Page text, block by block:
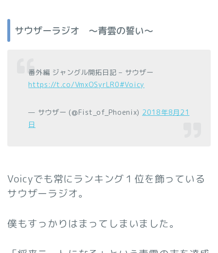
サウザーラジオ 〜青雲の誓い〜
番外編 ジャングル開拓日記 – サウザー
https://t.co/VmxOSyrLR0#Voicy
— サウザー (@Fist_of_Phoenix) 2018年8月21
日
Voicyでも常にランキング１位を飾っている
サウザーラジオ。
僕もすっかりはまってしまいました。